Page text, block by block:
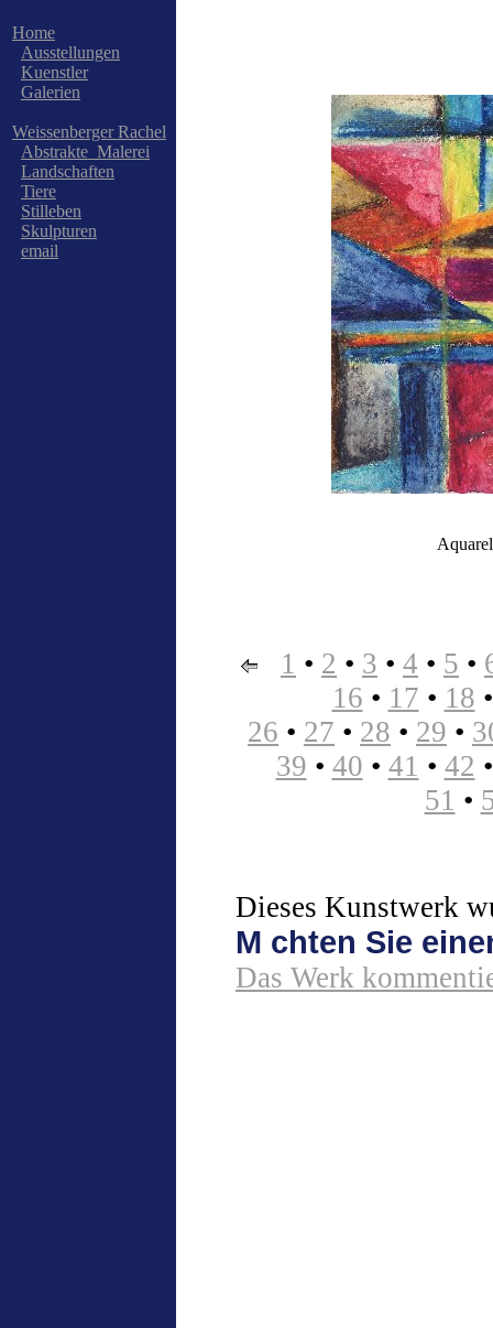
Home
Ausstellungen
Kuenstler
Galerien
Weissenberger Rachel
Abstrakte_Malerei
Landschaften
Tiere
Stilleben
Skulpturen
email
1 • 2 • 3 • 4 • 5 •
16 • 17 • 18
26 • 27 • 28 • 29 •
39 • 40 • 41 • 42
51 •
Dieses Kunstwerk
M chten Sie
Das Werk